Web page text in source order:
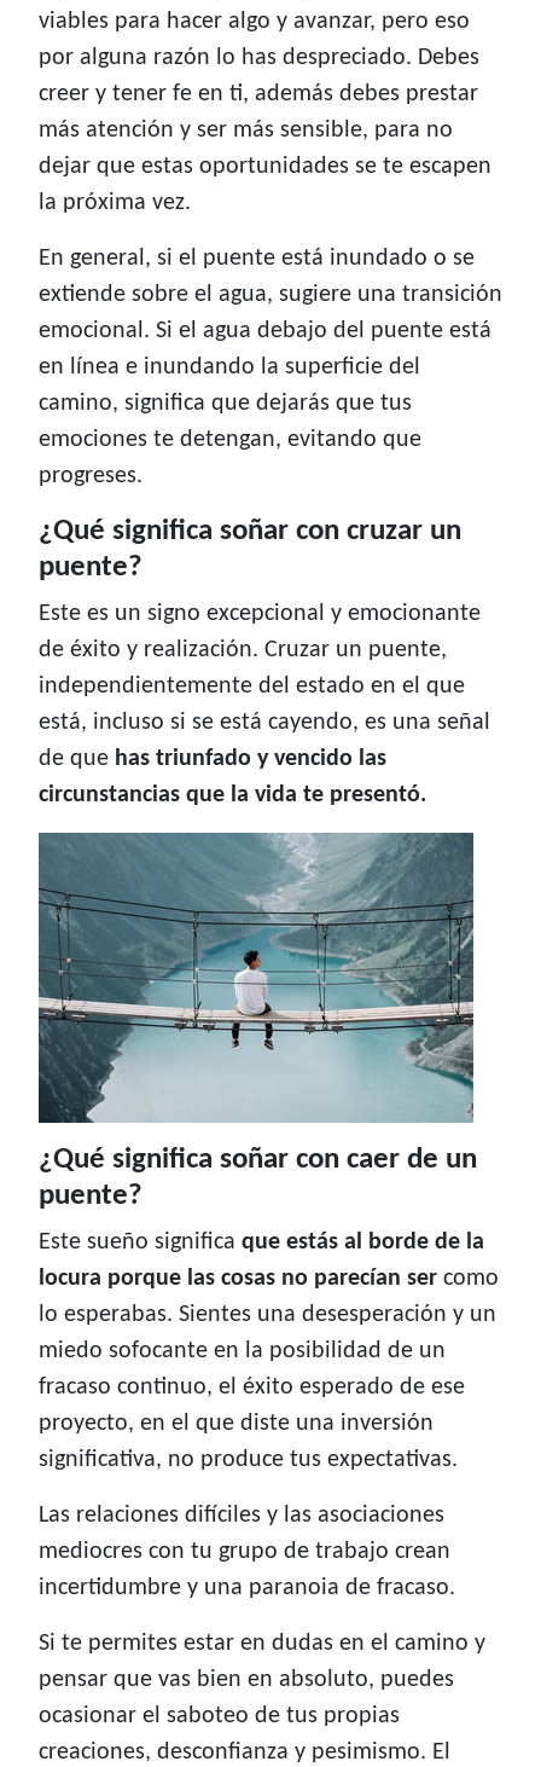
viables para hacer algo y avanzar, pero eso
por alguna razón lo has despreciado. Debes
creer y tener fe en ti, además debes prestar
más atención y ser más sensible, para no
dejar que estas oportunidades se te escapen
la próxima vez.
En general, si el puente está inundado o se
extiende sobre el agua, sugiere una transición
emocional. Si el agua debajo del puente está
en línea e inundando la superficie del
camino, significa que dejarás que tus
emociones te detengan, evitando que
progreses.
¿Qué significa soñar con cruzar un
puente?
Este es un signo excepcional y emocionante
de éxito y realización. Cruzar un puente,
independientemente del estado en el que
está, incluso si se está cayendo, es una señal
de que has triunfado y vencido las
circunstancias que la vida te presentó.
¿Qué significa soñar con caer de un
puente?
Este sueño significa que estás al borde de la
locura porque las cosas no parecían ser como
lo esperabas. Sientes una desesperación y un
miedo sofocante en la posibilidad de un
fracaso continuo, el éxito esperado de ese
proyecto, en el que diste una inversión
significativa, no produce tus expectativas.
Las relaciones difíciles y las asociaciones
mediocres con tu grupo de trabajo crean
incertidumbre y una paranoia de fracaso.
Si te permites estar en dudas en el camino y
pensar que vas bien en absoluto, puedes
ocasionar el saboteo de tus propias
creaciones, desconfianza y pesimismo. El